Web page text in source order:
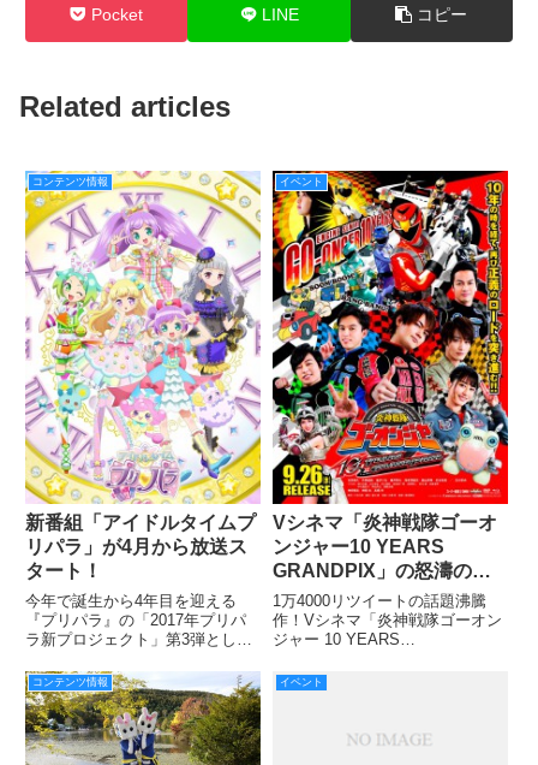
Pocket LINE コピー
Related articles
コンテンツ情報
新番組「アイドルタイムプ
リパラ」が4月から放送ス
タート！
今年で誕生から4年目を迎える
『プリパラ』の「2017年プリパ
ラ新プロジェクト」第3弾とし
タイムプリパラ』の放送がスター
トすることが決定！
1/18（水）、プレス向けの発表会
が開催され、気になる新キャラク
ターや新
イベント
Vシネマ「炎神戦隊ゴーオ
ンジャー10 YEARS
GRANDPIX」の怒濤の新
情報が公開!!!
1万4000リツイートの話題沸騰
作！Vシネマ「炎神戦隊ゴーオン
ジャー 10 YEARS
す！ １.戦隊活動禁止!?衝撃の予
告編公開!!! ２.10年後の姿で勢ぞ
コンテンツ情報 イベント